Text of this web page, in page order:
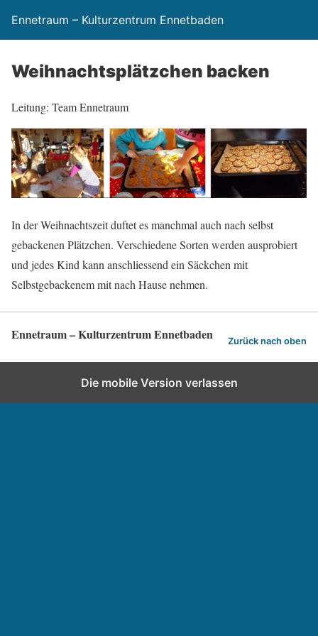
Ennetraum – Kulturzentrum Ennetbaden
Weihnachtsplätzchen backen
Leitung: Team Ennetraum
In der Weihnachtszeit duftet es manchmal auch nach selbst
gebackenen Plätzchen. Verschiedene Sorten werden ausprobiert
und jedes Kind kann anschliessend ein Säckchen mit
Selbstgebackenem mit nach Hause nehmen.
Ennetraum – Kulturzentrum Ennetbaden Zurück nach oben
Die mobile Version verlassen